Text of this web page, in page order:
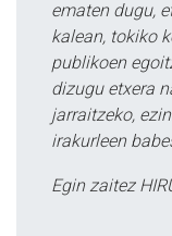
ematen dugu,
kalean, tokiko
publikoen
dizugu etxera
jarraitzeko,
irakurleen
Egin zaitez